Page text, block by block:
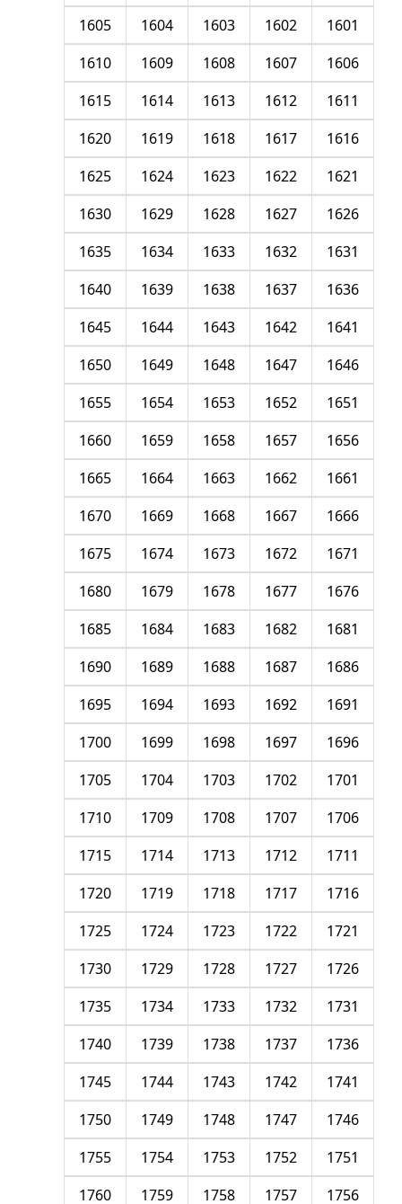
1601
1602
1603
1604
1605
1606
1607
1608
1609
1610
1611
1612
1613
1614
1615
1616
1617
1618
1619
1620
1621
1622
1623
1624
1625
1626
1627
1628
1629
1630
1631
1632
1633
1634
1635
1636
1637
1638
1639
1640
1641
1642
1643
1644
1645
1646
1647
1648
1649
1650
1651
1652
1653
1654
1655
1656
1657
1658
1659
1660
1661
1662
1663
1664
1665
1666
1667
1668
1669
1670
1671
1672
1673
1674
1675
1676
1677
1678
1679
1680
1681
1682
1683
1684
1685
1686
1687
1688
1689
1690
1691
1692
1693
1694
1695
1696
1697
1698
1699
1700
1701
1702
1703
1704
1705
1706
1707
1708
1709
1710
1711
1712
1713
1714
1715
1716
1717
1718
1719
1720
1721
1722
1723
1724
1725
1726
1727
1728
1729
1730
1731
1732
1733
1734
1735
1736
1737
1738
1739
1740
1741
1742
1743
1744
1745
1746
1747
1748
1749
1750
1751
1752
1753
1754
1755
1756
1757
1758
1759
1760